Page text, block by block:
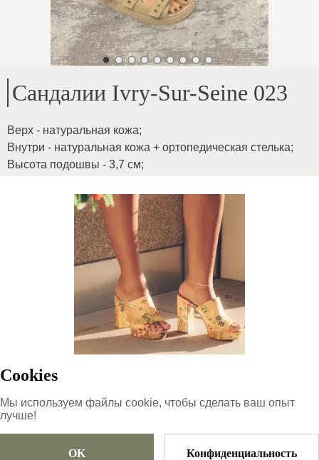
Cookies
Мы используем файлы cookie, чтобы сделать ваш опыт
лучше!
OK Конфиденциальность
Сандалии Ivry-Sur-Seine 023
Верх - натуральная кожа;
Внутри - натуральная кожа + ортопедическая стелька;
Высота подошвы - 3,7 см;
6DBDZSaEn9ROegFkOiu0
€
Размер Выберите размер